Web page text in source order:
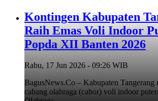
Kontingen Kabupaten
Raih Emas Voli Indoor
Popda XII Banten 2026
Rabu, 17 Jun 2026 - 09:26 WIB
BagusNews.Co – Kabupaten Tangerang
cabang olahraga (cabor) voli indoor